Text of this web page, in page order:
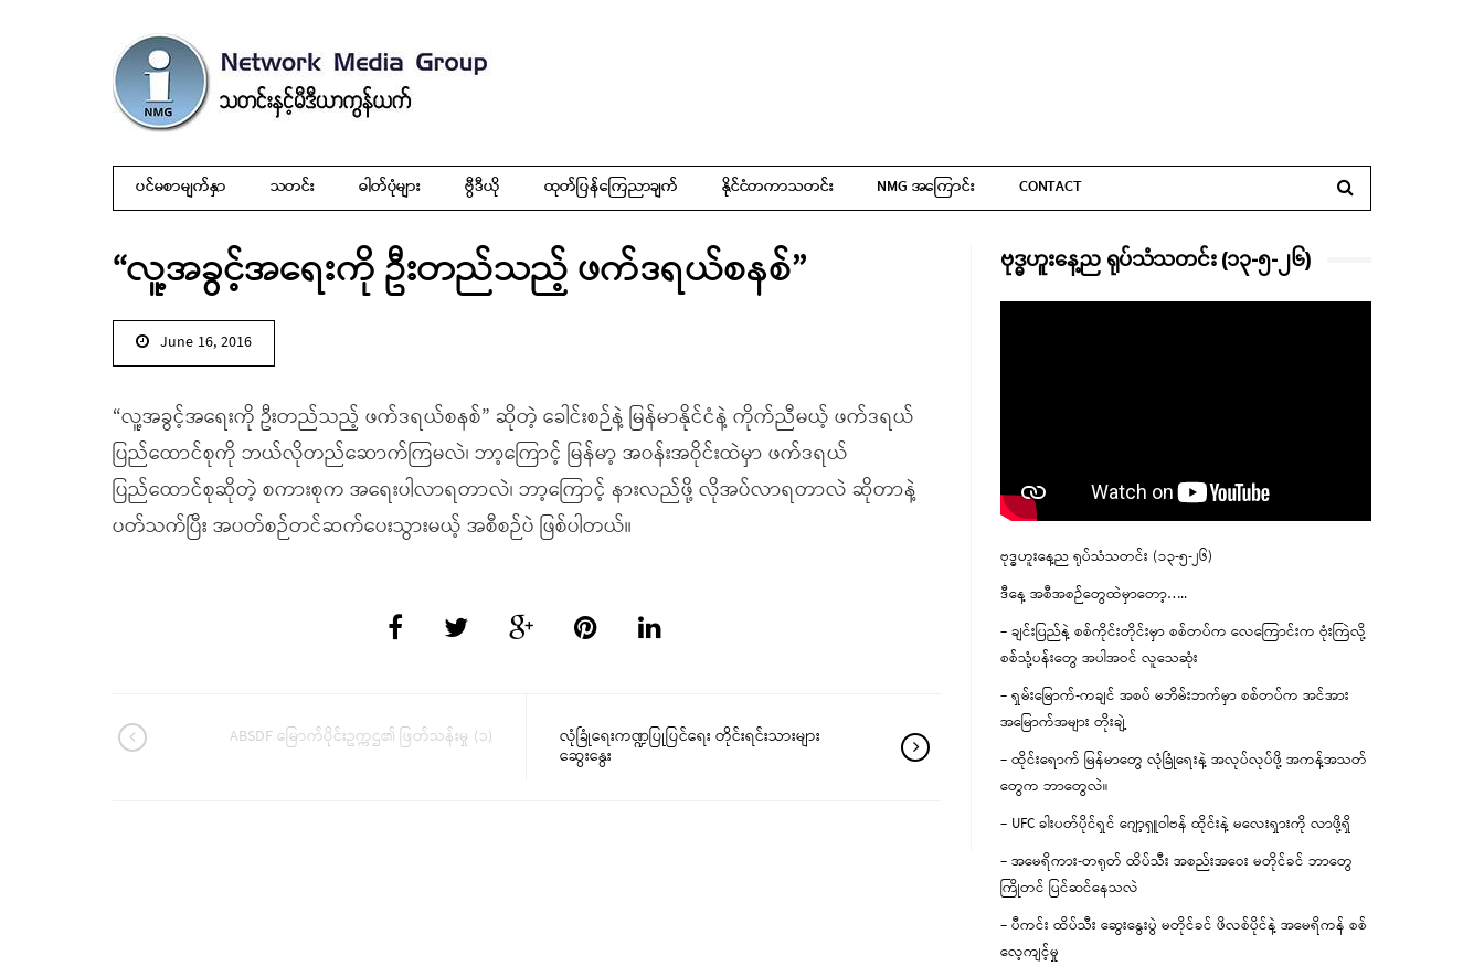
ပင်မစာမျက်နှာ သတင်း ဓါတ်ပုံများ ဗွီဒီယို ထုတ်ပြန်ကြေညာချက် နိုင်ငံတကာသတင်း NMG အကြောင်း CONTACT
“လူ့အခွင့်အရေးကို ဦးတည်သည့် ဖက်ဒရယ်စနစ်”
June 16, 2016
“လူ့အခွင့်အရေးကို ဦးတည်သည့် ဖက်ဒရယ်စနစ်” ဆိုတဲ့ ခေါင်းစဉ်နဲ့ မြန်မာနိုင်ငံနဲ့ ကိုက်ညီမယ့် ဖက်ဒရယ်
ပြည်ထောင်စုကို ဘယ်လိုတည်ဆောက်ကြမလဲ၊ ဘာ့ကြောင့် မြန်မာ့ အဝန်းအဝိုင်းထဲမှာ ဖက်ဒရယ်
ပြည်ထောင်စုဆိုတဲ့ စကားစုက အရေးပါလာရတာလဲ၊ ဘာ့ကြောင့် နားလည်ဖို့ လိုအပ်လာရတာလဲ ဆိုတာနဲ့
ပတ်သက်ပြီး အပတ်စဉ်တင်ဆက်ပေးသွားမယ့် အစီစဉ်ပဲ ဖြစ်ပါတယ်။
ABSDF မြောက်ပိုင်းဥက္ကဌ၏ ဖြတ်သန်းမှု (၁) လုံခြုံရေးကဏ္ဍပြုပြင်ရေး တိုင်းရင်းသားများ
ဆွေးနွေး
ဗုဒ္ဓဟူးနေ့ည ရုပ်သံသတင်း (၁၃-၅-၂၆)
ဗုဒ္ဓဟူးနေ့ည ရုပ်သံသတင်း (၁၃-၅-၂၆)
ဒီနေ့ အစီအစဉ်တွေထဲမှာတော့…..
– ချင်းပြည်နဲ့ စစ်ကိုင်းတိုင်းမှာ စစ်တပ်က လေကြောင်းက ဗုံးကြဲလို့
စစ်သုံ့ပန်းတွေ အပါအဝင် လူသေဆုံး
– ရှမ်းမြောက်-ကချင် အစပ် မဘိမ်းဘက်မှာ စစ်တပ်က အင်အား
အမြောက်အများ တိုးချဲ့
– ထိုင်းရောက် မြန်မာတွေ လုံခြုံရေးနဲ့ အလုပ်လုပ်ဖို့ အကန့်အသတ်
တွေက ဘာတွေလဲ။
– UFC ခါးပတ်ပိုင်ရှင် ဂျော့ရှူဝါဗန် ထိုင်းနဲ့ မလေးရှားကို လာဖို့ရှိ
– အမေရိကား-တရုတ် ထိပ်သီး အစည်းအဝေး မတိုင်ခင် ဘာတွေ
ကြိုတင် ပြင်ဆင်နေသလဲ
– ပီကင်း ထိပ်သီး ဆွေးနွေးပွဲ မတိုင်ခင် ဖိလစ်ပိုင်နဲ့ အမေရိကန် စစ်
လေ့ကျင့်မှု